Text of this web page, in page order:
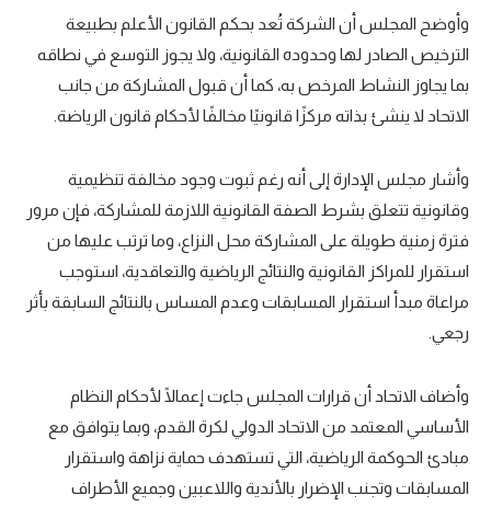
وأوضح المجلس أن الشركة تُعد بحكم القانون الأعلم بطبيعة
الترخيص الصادر لها وحدوده القانونية، ولا يجوز التوسع في نطاقه
بما يجاوز النشاط المرخص به، كما أن قبول المشاركة من جانب
الاتحاد لا ينشئ بذاته مركزًا قانونيًا مخالفًا لأحكام قانون الرياضة.
وأشار مجلس الإدارة إلى أنه رغم ثبوت وجود مخالفة تنظيمية
وقانونية تتعلق بشرط الصفة القانونية اللازمة للمشاركة، فإن مرور
فترة زمنية طويلة على المشاركة محل النزاع، وما ترتب عليها من
استقرار للمراكز القانونية والنتائج الرياضية والتعاقدية، استوجب
مراعاة مبدأ استقرار المسابقات وعدم المساس بالنتائج السابقة بأثر
رجعي.
وأضاف الاتحاد أن قرارات المجلس جاءت إعمالًا لأحكام النظام
الأساسي المعتمد من الاتحاد الدولي لكرة القدم، وبما يتوافق مع
مبادئ الحوكمة الرياضية، التي تستهدف حماية نزاهة واستقرار
المسابقات وتجنب الإضرار بالأندية واللاعبين وجميع الأطراف